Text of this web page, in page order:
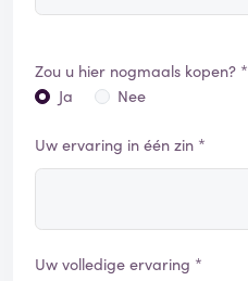
Zou u hier nogmaals kopen? *
Ja
Nee
Uw ervaring in één zin *
Uw volledige ervaring *